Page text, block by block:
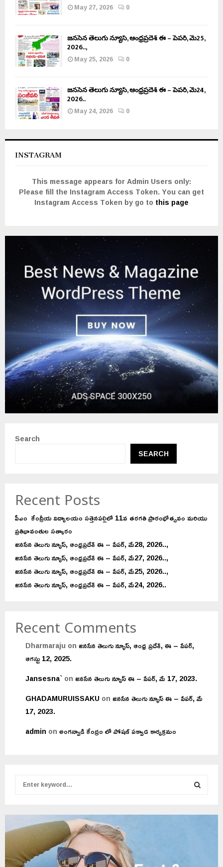
May 27, 2026
0
జనసేన తెలుగు న్యూస్, ఆంధ్రప్రదేశ్ ఈ – పేపర్, మే25,
2026..,
May 25, 2026
0
జనసేన తెలుగు న్యూస్, ఆంధ్రప్రదేశ్ ఈ – పేపర్, మే24,
2026..
May 24, 2026
0
INSTAGRAM
This message appears for Admin Users only:
Please fill the Instagram Access Token. You can get
Instagram Access Token by go to this page
Search
SEARCH
Recent Posts
పీఎం కేంద్రీయ విద్యాలయం సత్తెనపల్లిలో 11వ తరగతి ప్రారంభోత్సవం మరియు
ప్రతిభావంతుల సత్కారం
జనసేన తెలుగు న్యూస్, ఆంధ్రప్రదేశ్ ఈ – పేపర్, మే28, 2026..,
జనసేన తెలుగు న్యూస్, ఆంధ్రప్రదేశ్ ఈ – పేపర్, మే27, 2026..,
జనసేన తెలుగు న్యూస్, ఆంధ్రప్రదేశ్ ఈ – పేపర్, మే25, 2026..,
జనసేన తెలుగు న్యూస్, ఆంధ్రప్రదేశ్ ఈ – పేపర్, మే24, 2026..
Recent Comments
Dharmaraju onజనసేన తెలుగు న్యూస్, ఆంధ్ర ప్రదేశ్, ఈ – పేపర్,
ఆగస్టు 12, 2025.
Jansesna`onజనసేన తెలుగు న్యూస్ ఈ – పేపర్, మే 17, 2023.
GHADAMURUISSAKU onజనసేన తెలుగు న్యూస్ ఈ – పేపర్, మే
17, 2023.
admin onఅంగన్వాడి కేంద్రం లో పోషణ్ పక్వాడ కార్యక్రమం
r
h
f
o
r